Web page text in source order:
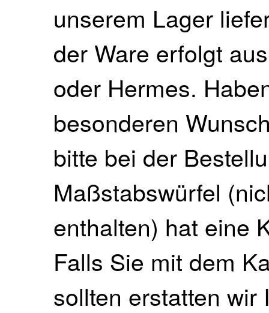
unserem Lager
der Ware erfolgt
oder Hermes.
besonderen
bitte bei der
Maßstabswürfel
enthalten) hat eine
Falls Sie mit dem
sollten erstatten